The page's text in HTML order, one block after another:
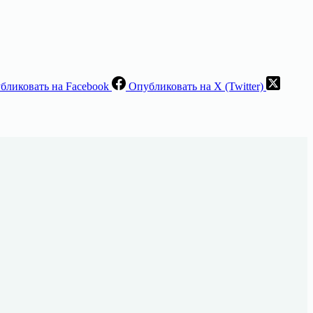
на Facebook Опубликовать на X (Twitter)